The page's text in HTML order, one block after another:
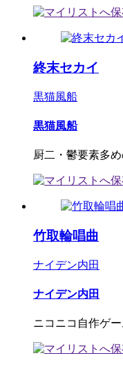
終末セカイ
黒猫風船
黒猫風船
厨二・鬱要素多
竹取輪唱曲
ナイデン内田
ナイデン内田
ニコニコ自作ゲー